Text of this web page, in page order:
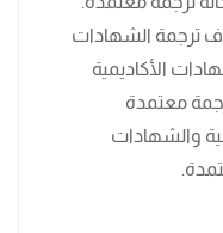
ترجمة الشهادات
الأكاديمية
معتمدة
والشهادات